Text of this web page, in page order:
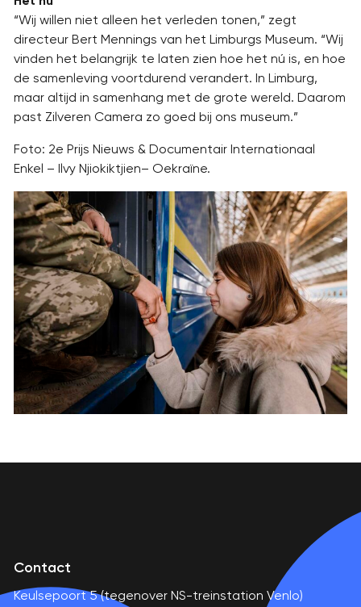
“Wij willen niet alleen het verleden tonen,” zegt
directeur Bert Mennings van het Limburgs Museum. “Wij
vinden het belangrijk te laten zien hoe het nú is, en hoe
de samenleving voortdurend verandert. In Limburg,
maar altijd in samenhang met de grote wereld. Daarom
past Zilveren Camera zo goed bij ons museum.”
Foto: 2e Prijs Nieuws & Documentair Internationaal
Enkel – Ilvy Njiokiktjien– Oekraïne.
Contact
Keulsepoort 5 (tegenover NS-treinstation Venlo)